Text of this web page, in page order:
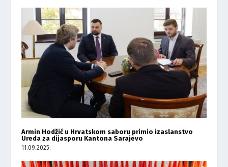
Armin Hodžić u Hrvatskom saboru primio izaslanstvo
Ureda za dijasporu Kantona Sarajevo
11.09.2025.